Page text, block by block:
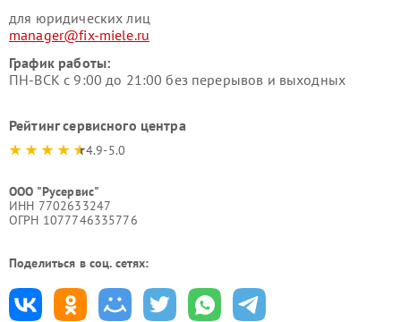
для юридических лиц
manager@fix-miele.ru
График работы:
ПН-ВСК с 9:00 до 21:00 без перерывов и выходных
Рейтинг сервисного центра
4.9-5.0
ООО "Русервис"
ИНН 7702633247
ОГРН 1077746335776
Поделиться в соц. сетях: